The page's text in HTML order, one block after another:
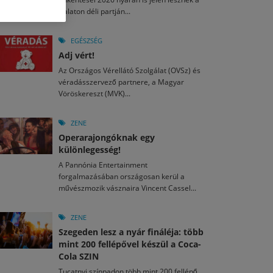
2026. JÚL. 15.
nézők 10 kedvenc filmje 2026 első félévében
2026. JÚL. 3.
án hozzánk is megérkezik a Rocktábor
2026. JÚL. 29.
a jubileumi Művészetek Völgye – még öt
kulturális ünnep
Fesztivál 2026
egy mese: 30 napos mesekihívást indít a Libri
2026. MÁJ. 11.
László kapta az Artisjus Irodalmi Nagydíjat
Balaton déli partján...
EGÉSZSÉG
Adj vért!
Az Országos Vérellátó Szolgálat (OVSz) és
véradásszervező partnere, a Magyar
Vöröskereszt (MVK)...
ZENE
Operarajongóknak egy
különlegesség!
A Pannónia Entertainment
forgalmazásában országosan kerül a
művészmozik vásznaira Vincent Cassel...
ZENE
Szegeden lesz a nyár fináléja: több
mint 200 fellépővel készül a Coca-
Cola SZIN